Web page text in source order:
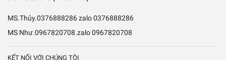
MS.Thủy.0376888286 zalo0376888286
MS Như.0967820708.zalo0967820708
KẾT NỐI VỚI CHÚNG TÔI